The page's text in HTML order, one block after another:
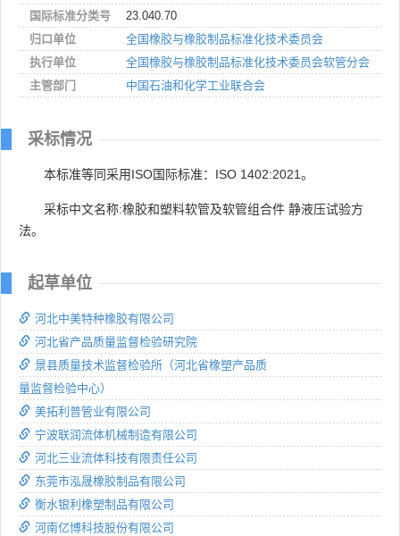
国际标准分类号
23.040.70
归口单位
全国橡胶与橡胶制品标准化技术委员会
执行单位
全国橡胶与橡胶制品标准化技术委员会软管分会
主管部门
中国石油和化学工业联合会
采标情况
本标准等同采用ISO国际标准：ISO 1402:2021。
采标中文名称:橡胶和塑料软管及软管组合件 静液压试验方
法。
起草单位
河北中美特种橡胶有限公司
河北省产品质量监督检验研究院
景县质量技术监督检验所（河北省橡塑产品质
量监督检验中心）
美拓利普管业有限公司
宁波联润流体机械制造有限公司
河北三业流体科技有限责任公司
东莞市泓晟橡胶制品有限公司
衡水银利橡塑制品有限公司
河南亿博科技股份有限公司